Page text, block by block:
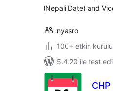
(Nepali Date) and
nyasro
100+ etkin
5.4.20 ile test